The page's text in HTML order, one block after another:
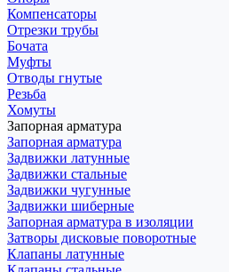
Компенсаторы
Отрезки трубы
Бочата
Муфты
Отводы гнутые
Резьба
Хомуты
Запорная арматура
Запорная арматура
Задвижки латунные
Задвижки стальные
Задвижки чугунные
Задвижки шиберные
Запорная арматура в изоляции
Затворы дисковые поворотные
Клапаны латунные